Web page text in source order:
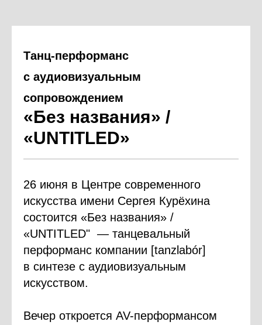
Танц-перформанс
с аудиовизуальным
сопровождением
«Без названия» /
«UNTITLED»
26 июня в Центре современного
искусства имени Сергея Курёхина
состоится «Без названия» /
«UNTITLED" — танцевальный
перформанс компании [tanzlabór]
в синтезе с аудиовизуальным
искусством.
Вечер откроется AV-перформансом